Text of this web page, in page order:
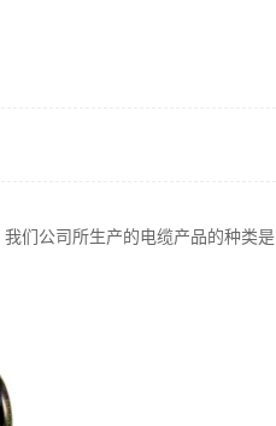
们公司所生产的电缆产品的种类是